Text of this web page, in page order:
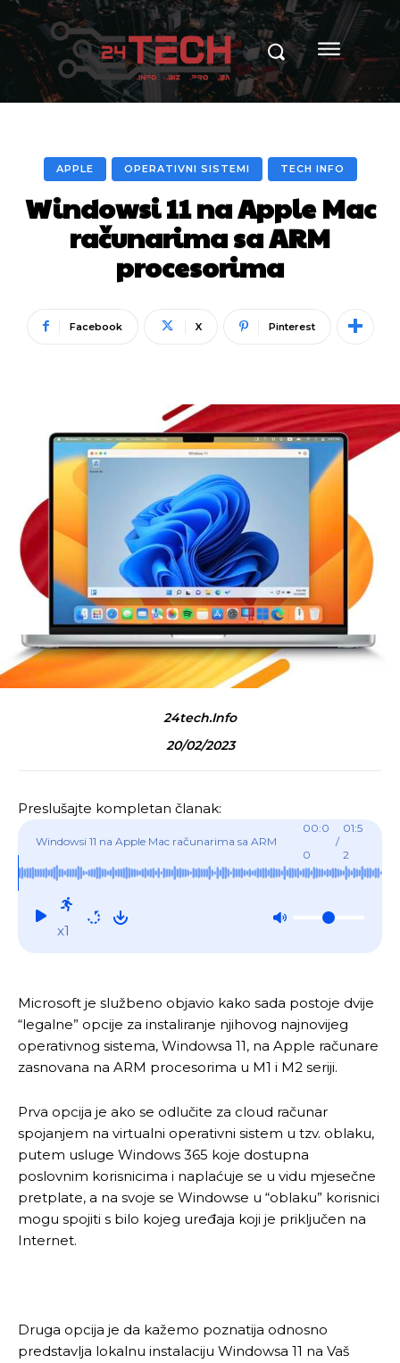
APPLE OPERATIVNI SISTEMI TECH INFO
Windowsi 11 na Apple Mac
računarima sa ARM
procesorima
Facebook X Pinterest
24tech.info
20/02/2023
Preslušajte kompletan članak:
Windowsi 11 na Apple Mac računarima sa ARM
procesorima
00:0
0
/
01:5
2
x1
Microsoft je službeno objavio kako sada postoje dvije
“legalne” opcije za instaliranje njihovog najnovijeg
operativnog sistema, Windowsa 11, na Apple računare
zasnovana na ARM procesorima u M1 i M2 seriji.
Prva opcija je ako se odlučite za cloud računar
spojanjem na virtualni operativni sistem u tzv. oblaku,
putem usluge Windows 365 koje dostupna
poslovnim korisnicima i naplaćuje se u vidu mjesečne
pretplate, a na svoje se Windowse u “oblaku” korisnici
mogu spojiti s bilo kojeg uređaja koji je priključen na
Internet.
Druga opcija je da kažemo poznatija odnosno
predstavlja lokalnu instalaciju Windowsa 11 na Vaš